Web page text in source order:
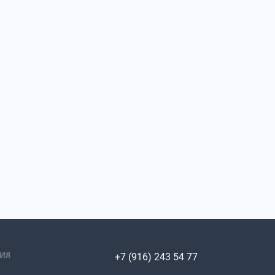
+7 (916) 243 54 77